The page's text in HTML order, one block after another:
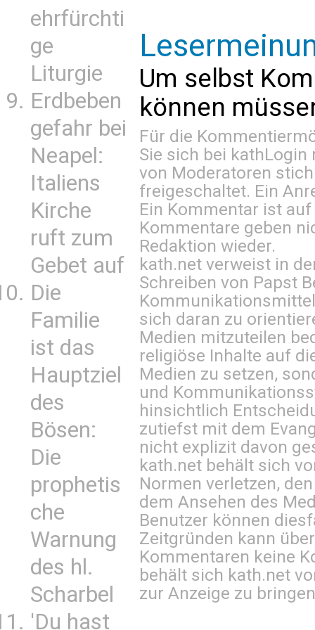
ehrfürchti
ge
Liturgie
Erdbeben
gefahr bei
Neapel:
Italiens
Kirche
ruft zum
Gebet auf
Die
Familie
ist das
Hauptziel
des
Bösen:
Die
prophetis
che
Warnung
des hl.
Scharbel
'Du hast
Um selbst
können
Für die
Sie sich bei kathLogin
von Moderatoren
freigeschaltet. Ein
Ein Kommentar ist
Kommentare geben
Redaktion wieder.
kath.net verweist in
Schreiben von Papst
sich daran zu
Medien mitzuteilen
religiöse Inhalte auf
Medien zu setzen,
und
hinsichtlich
zutiefst mit dem
nicht explizit davon
kath.net behält sich
Normen verletzen,
dem Ansehen des
Benutzer können
Zeitgründen kann
Kommentaren keine
behält sich kath.net
zur Anzeige zu